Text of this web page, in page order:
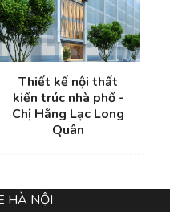
Thiết kế nội thất
kiến trúc nhà phố -
Chị Hằng Lạc Long
Quân
HÀ NỘI